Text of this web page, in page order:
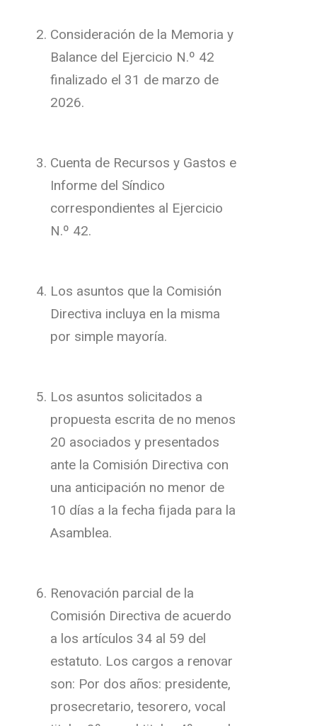
Consideración de la Memoria y
Balance del Ejercicio N.º 42
finalizado el 31 de marzo de
2026.
Cuenta de Recursos y Gastos e
Informe del Síndico
correspondientes al Ejercicio
N.º 42.
Los asuntos que la Comisión
Directiva incluya en la misma
por simple mayoría.
Los asuntos solicitados a
propuesta escrita de no menos
20 asociados y presentados
ante la Comisión Directiva con
una anticipación no menor de
10 días a la fecha fijada para la
Asamblea.
Renovación parcial de la
Comisión Directiva de acuerdo
a los artículos 34 al 59 del
estatuto. Los cargos a renovar
son: Por dos años: presidente,
prosecretario, tesorero, vocal